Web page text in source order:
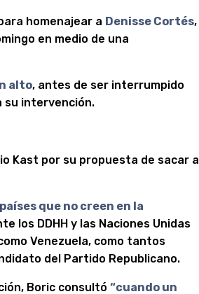
homenajear a Denisse Cortés,
en medio de una
alto, antes de ser interrumpido
su intervención.
Kast por su propuesta de sacar a
que no creen en la
los DDHH y las Naciones Unidas
Venezuela, como tantos
del Partido Republicano.
Boric consultó“cuando un